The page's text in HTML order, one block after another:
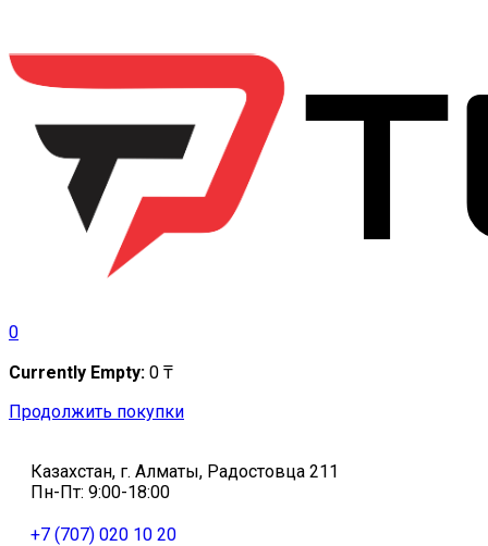
0
Currently Empty: 0 ₸
Продолжить покупки
Казахстан, г. Алматы, Радостовца 211
Пн-Пт: 9:00-18:00
+7 (707) 020 10 20